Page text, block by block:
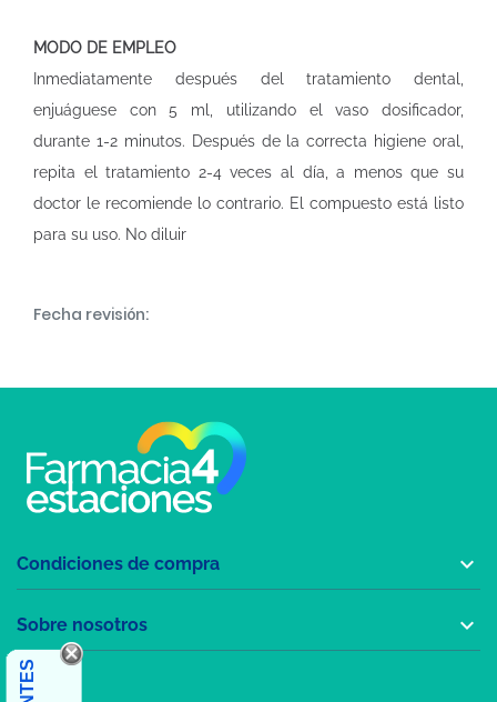
MODO DE EMPLEO
Inmediatamente después del tratamiento dental,
enjuáguese con 5 ml, utilizando el vaso dosificador,
durante 1-2 minutos. Después de la correcta higiene oral,
repita el tratamiento 2-4 veces al día, a menos que su
doctor le recomiende lo contrario. El compuesto está listo
para su uso. No diluir
Fecha revisión:
Condiciones de compra 
Sobre nosotros 